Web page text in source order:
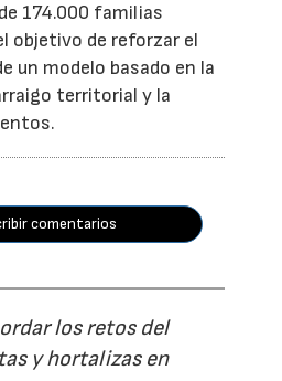
174.000 familias
objetivo de reforzar el
un modelo basado en la
territorial y la
comentarios
los retos del
y hortalizas en